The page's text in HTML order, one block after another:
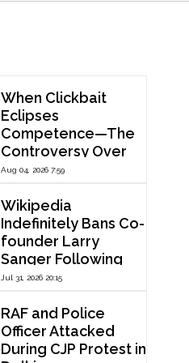
When Clickbait
Eclipses
Competence—The
Controversy Over
ThePrint’s Profile of
V. Kamakoti
Aug 04, 2026 7:59
Wikipedia
Indefinitely Bans Co-
founder Larry
Sanger Following
Dispute Over
Jul 31, 2026 20:15
RAF and Police
Officer Attacked
During CJP Protest in